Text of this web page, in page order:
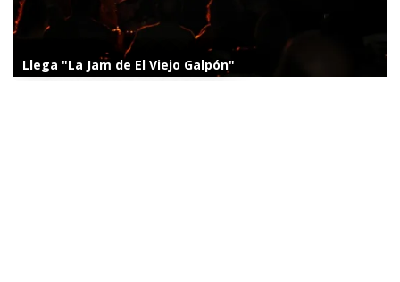
Llega "La Jam de El Viejo Galpón"